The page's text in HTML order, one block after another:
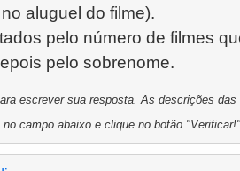
aluguel do filme).
pelo número de filmes
escrever sua resposta. As descrições
campo abaixo e clique no botão "Verificar!"